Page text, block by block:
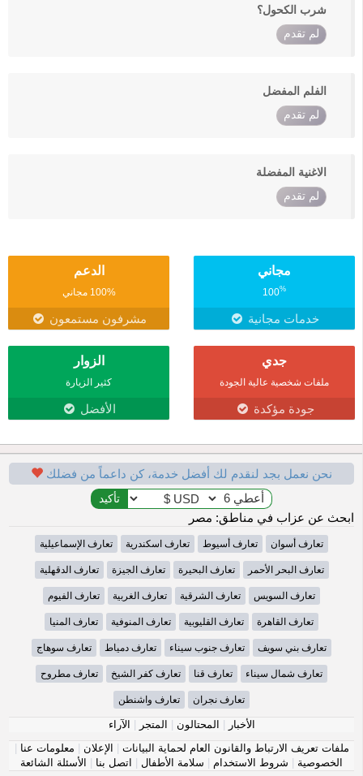
شرب الكحول؟
لم تقدم
الفلم المفضل
لم تقدم
الاغنية المفضلة
لم تقدم
مجاني
100%
خدمات مجانية
الدعم
100% مجاني
مشرفون مستمعون
جدي
ملفات شخصية عالية الجودة
جودة مؤكدة
الزوار
كثير الزيارة
الأفضل
نحن نعمل بجد لنقدم لك أفضل خدمة، كن داعماً من فضلك
ابحث عن عزاب في مناطق: مصر
تعارف أسوان تعارف أسيوط تعارف اسكندرية تعارف الإسماعيلية
تعارف البحر الأحمر تعارف البحيرة تعارف الجيزة تعارف الدقهلية
تعارف السويس تعارف الشرقية تعارف الغربية تعارف الفيوم
تعارف القاهرة تعارف القليوبية تعارف المنوفية تعارف المنيا
تعارف بني سويف تعارف جنوب سيناء تعارف دمياط تعارف سوهاج
تعارف شمال سيناء تعارف قنا تعارف كفر الشيخ تعارف مطروح
تعارف نجران تعارف واشنطن
الأخبار | المحتالون | المتجر | الآراء
ملفات تعريف الارتباط والقانون العام لحماية البيانات | الإعلان | معلومات عنا |
الخصوصية | شروط الاستخدام | سلامة الأطفال | اتصل بنا | الأسئلة الشائعة